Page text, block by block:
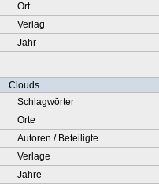
Ort
Verlag
Jahr
Clouds
Schlagwörter
Orte
Autoren / Beteiligte
Verlage
Jahre